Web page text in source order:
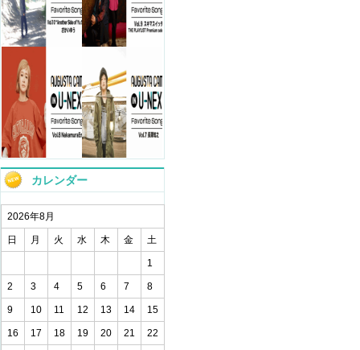
カレンダー
2026年8月
日 月 火 水 木 金 土
1
2 3 4 5 6 7 8
9 10 11 12 13 14 15
16 17 18 19 20 21 22